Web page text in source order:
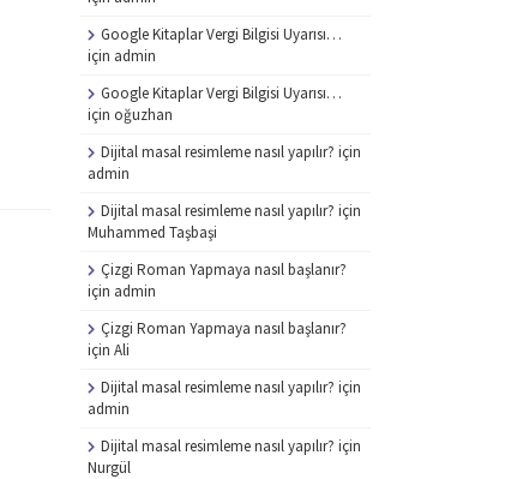
Google Kitaplar Vergi Bilgisi Uyarısı…
için admin
Google Kitaplar Vergi Bilgisi Uyarısı…
için oğuzhan
Dijital masal resimleme nasıl yapılır? için
admin
Dijital masal resimleme nasıl yapılır? için
Muhammed Taşbaşi
Çizgi Roman Yapmaya nasıl başlanır?
için admin
Çizgi Roman Yapmaya nasıl başlanır?
için Ali
Dijital masal resimleme nasıl yapılır? için
admin
Dijital masal resimleme nasıl yapılır? için
Nurgül